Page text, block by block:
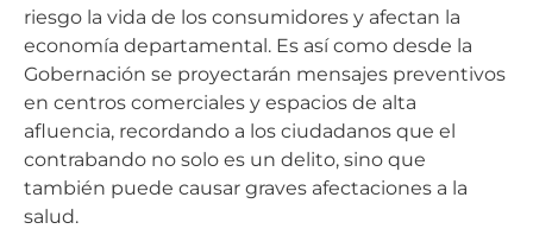
riesgo la vida de los consumidores y afectan la
economía departamental. Es así como desde la
Gobernación se proyectarán mensajes preventivos
en centros comerciales y espacios de alta
afluencia, recordando a los ciudadanos que el
contrabando no solo es un delito, sino que
también puede causar graves afectaciones a la
salud.